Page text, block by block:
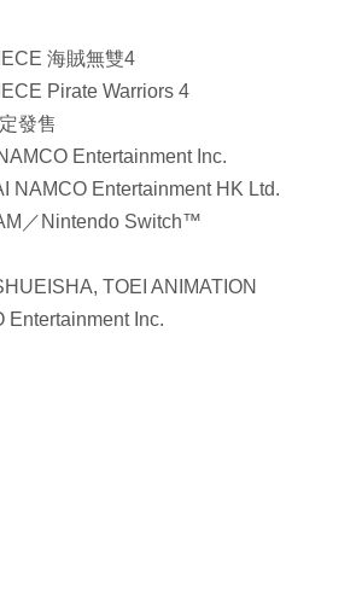
海賊無雙4
Pirate Warriors 4
發售
Entertainment Inc.
NAMCO Entertainment HK Ltd.
／Nintendo Switch™
TOEI ANIMATION
Inc.